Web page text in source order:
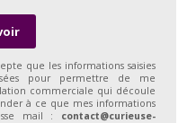
que les informations saisies
pour permettre de me
commerciale qui découle
à ce que mes informations
mail :
contact@curieuse-